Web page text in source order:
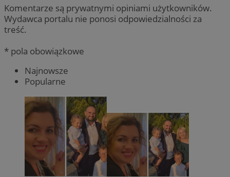
Komentarze są prywatnymi opiniami użytkowników.
Wydawca portalu nie ponosi odpowiedzialności za
treść.
* pola obowiązkowe
Najnowsze
Popularne